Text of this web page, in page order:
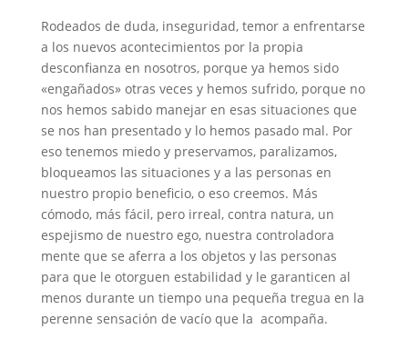
Rodeados de duda, inseguridad, temor a enfrentarse
a los nuevos acontecimientos por la propia
desconfianza en nosotros, porque ya hemos sido
«engañados» otras veces y hemos sufrido, porque no
nos hemos sabido manejar en esas situaciones que
se nos han presentado y lo hemos pasado mal. Por
eso tenemos miedo y preservamos, paralizamos,
bloqueamos las situaciones y a las personas en
nuestro propio beneficio, o eso creemos. Más
cómodo, más fácil, pero irreal, contra natura, un
espejismo de nuestro ego, nuestra controladora
mente que se aferra a los objetos y las personas
para que le otorguen estabilidad y le garanticen al
menos durante un tiempo una pequeña tregua en la
perenne sensación de vacío que la acompaña.